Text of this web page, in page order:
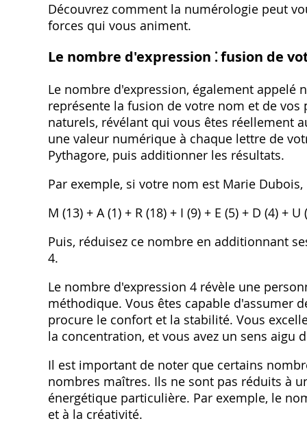
Découvrez comment la numérologie peut
forces qui vous animent.
Le nombre d'expression ⁚ fusion de
Le nombre d'expression, également
représente la fusion de votre nom et de
naturels, révélant qui vous êtes réellement
une valeur numérique à chaque lettre de
Pythagore, puis additionner les résultats.
Par exemple, si votre nom est Marie
M (13) + A (1) + R (18) + I (9) + E (5) + D (4) +
Puis, réduisez ce nombre en additionnant
4.
Le nombre d'expression 4 révèle une
méthodique. Vous êtes capable d'assumer
procure le confort et la stabilité. Vous
la concentration, et vous avez un sens aigu
Il est important de noter que certains
nombres maîtres. Ils ne sont pas réduits à
énergétique particulière. Par exemple, le
et à la créativité.